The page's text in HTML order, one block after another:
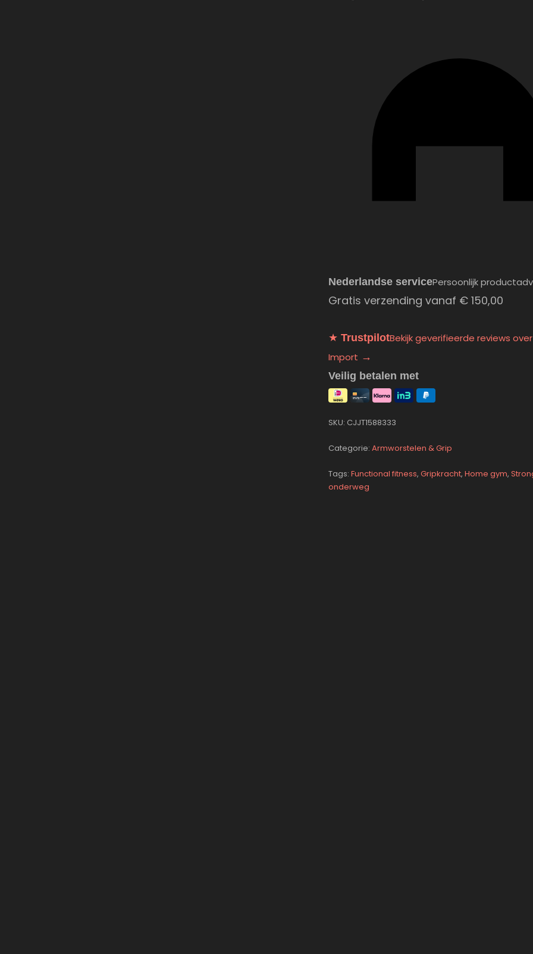
Nederlandse servicePersoonlijk
Gratis verzending vanaf €150,00
★ TrustpilotBekijk geverifieerde reviews
Import →
Veilig betalen met
SKU: CJJT1588333
Categorie: Armworstelen & Grip
Tags: Functional fitness, Gripkracht, Home gym,
onderweg